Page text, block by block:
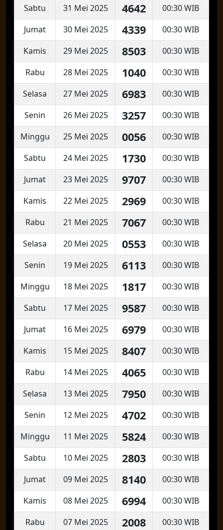
Sabtu
31 Mei 2025 4642
00:30 WIB
Jumat
30 Mei 2025 4339
00:30 WIB
Kamis
29 Mei 2025 8503
00:30 WIB
Rabu
28 Mei 2025 1040
00:30 WIB
Selasa
27 Mei 2025 6983
00:30 WIB
Senin
26 Mei 2025 3257
00:30 WIB
Minggu
25 Mei 2025 0056
00:30 WIB
Sabtu
24 Mei 2025 1730
00:30 WIB
Jumat
23 Mei 2025 9707
00:30 WIB
Kamis
22 Mei 2025 2969
00:30 WIB
Rabu
21 Mei 2025 7067
00:30 WIB
Selasa
20 Mei 2025 0553
00:30 WIB
Senin
19 Mei 2025 6113
00:30 WIB
Minggu
18 Mei 2025 1817
00:30 WIB
Sabtu
17 Mei 2025 9587
00:30 WIB
Jumat
16 Mei 2025 6979
00:30 WIB
Kamis
15 Mei 2025 8407
00:30 WIB
Rabu
14 Mei 2025 4065
00:30 WIB
Selasa
13 Mei 2025 7950
00:30 WIB
Senin
12 Mei 2025 4702
00:30 WIB
Minggu
11 Mei 2025 5824
00:30 WIB
Sabtu
10 Mei 2025 2803
00:30 WIB
Jumat
09 Mei 2025 8140
00:30 WIB
Kamis
08 Mei 2025 6994
00:30 WIB
Rabu
07 Mei 2025 2008
00:30 WIB